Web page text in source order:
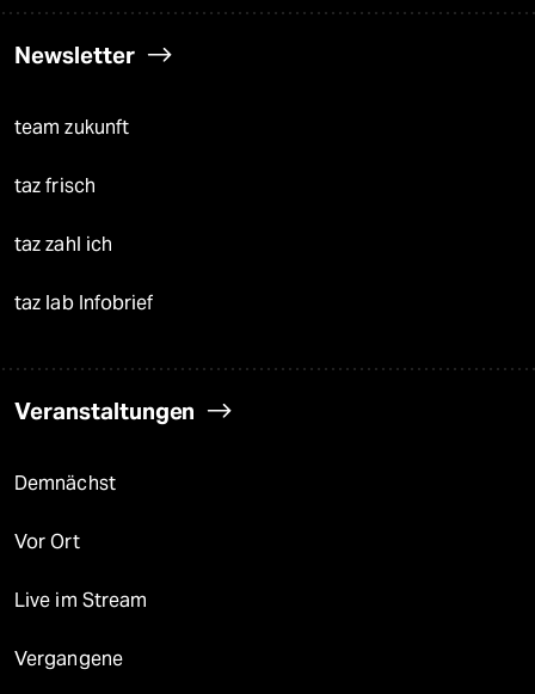
Newsletter
team zukunft
taz frisch
taz zahl ich
taz lab Infobrief
Veranstaltungen
Demnächst
Vor Ort
Live im Stream
Vergangene